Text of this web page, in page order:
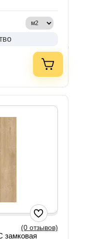
(0 отзывов)
замковая